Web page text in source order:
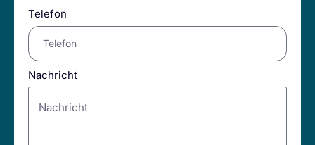
Telefon
Nachricht